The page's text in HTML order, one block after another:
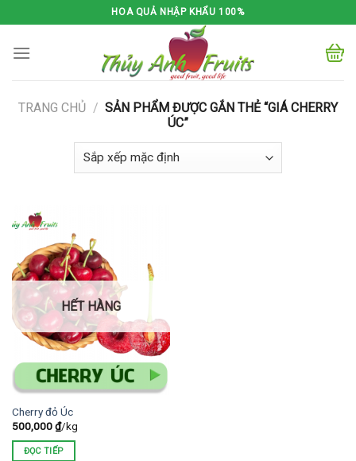
to
content
HOA QUẢ NHẬP KHẨU 100%
TRANG CHỦ / SẢN PHẨM ĐƯỢC GẮN THẺ “GIÁ CHERRY
ÚC”
HẾT HÀNG
Cherry đỏ Úc
500,000₫/kg
ĐỌC TIẾP